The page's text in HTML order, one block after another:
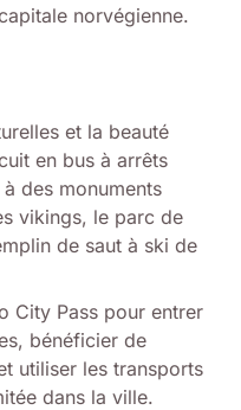
norvégienne.
et la beauté
en bus à arrêts
des monuments
vikings, le parc de
de saut à ski de
City Pass pour entrer
bénéficier de
utiliser les transports
dans la ville.